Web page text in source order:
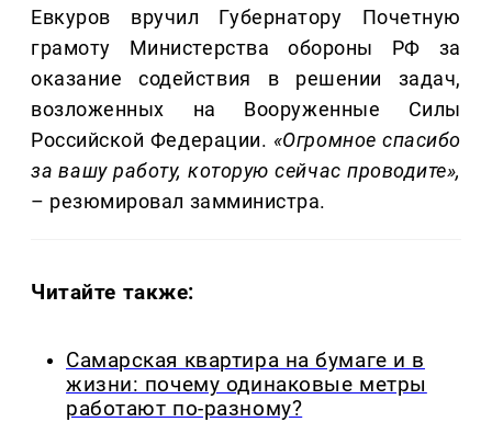
Евкуров вручил Губернатору Почетную
грамоту Министерства обороны РФ за
оказание содействия в решении задач,
возложенных на Вооруженные Силы
Российской Федерации. «Огромное спасибо
за вашу работу, которую сейчас проводите»,
– резюмировал замминистра.
Читайте также:
Самарская квартира на бумаге и в
жизни: почему одинаковые метры
работают по-разному?